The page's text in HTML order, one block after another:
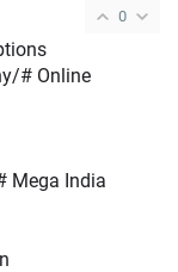
0
# Online
Mega India